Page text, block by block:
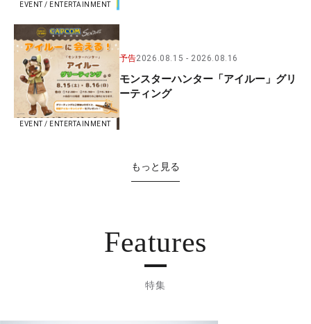
EVENT / ENTERTAINMENT
EVENT / ENTERTAINMENT
予告2026.08.15 2026.08.16
モンスターハンター「アイルー」グリ
ーティング
もっと見る
Features
特集